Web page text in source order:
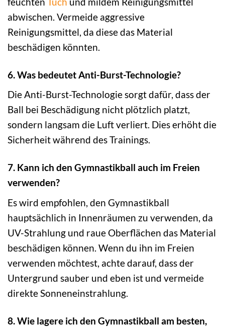
abwischen. Vermeide aggressive
Reinigungsmittel, da diese das Material
beschädigen könnten.
6. Was bedeutet Anti-Burst-Technologie?
Die Anti-Burst-Technologie sorgt dafür, dass der
Ball bei Beschädigung nicht plötzlich platzt,
sondern langsam die Luft verliert. Dies erhöht die
Sicherheit während des Trainings.
7. Kann ich den Gymnastikball auch im Freien
verwenden?
Es wird empfohlen, den Gymnastikball
hauptsächlich in Innenräumen zu verwenden, da
UV-Strahlung und raue Oberflächen das Material
beschädigen können. Wenn du ihn im Freien
verwenden möchtest, achte darauf, dass der
Untergrund sauber und eben ist und vermeide
direkte Sonneneinstrahlung.
8. Wie lagere ich den Gymnastikball am besten,